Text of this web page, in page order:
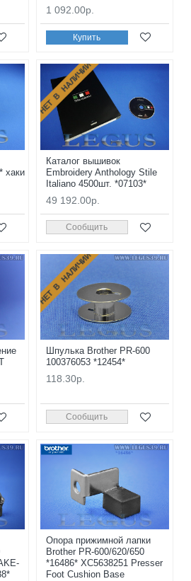
1 092.00р.
Купить
хаки
НЕТ В НАЛИЧИИ
Каталог вышивок
Embroidery Anthology Stile
Italiano 4500шт. *07103*
49 192.00р.
Сообщить
НЕТ В НАЛИЧИИ
Шпулька Brother PR-600
100376053 *12454*
118.30р.
Сообщить
Опора прижимной лапки
Brother PR-600/620/650
*16486* XC5638251 Presser
Foot Cushion Base